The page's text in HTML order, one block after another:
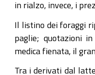
in rialzo, invece, i
Il listino dei foraggi
paglie; quotazioni
medica fienata, il
Tra i derivati dal